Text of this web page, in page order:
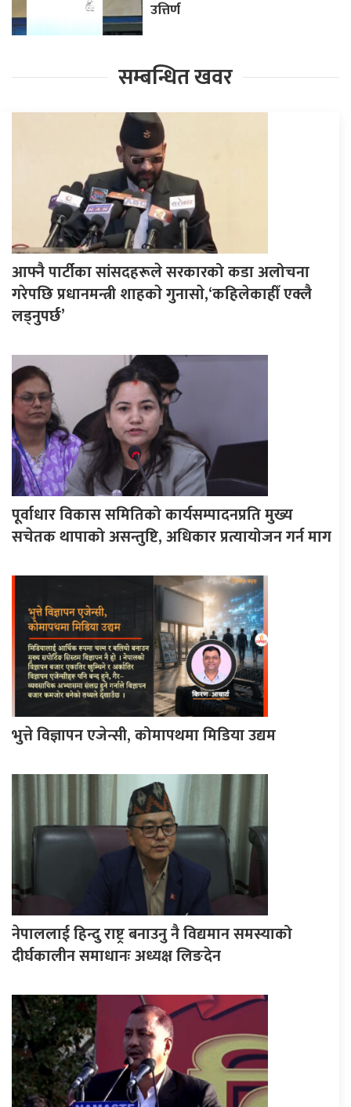
उत्तिर्ण
सम्बन्धित खवर
आफ्नै पार्टीका सांसदहरूले सरकारको कडा अलोचना
गरेपछि प्रधानमन्त्री शाहकाे गुनासाे,‘कहिलेकाहीँ एक्लै
लड्नुपर्छ’
पूर्वाधार विकास समितिको कार्यसम्पादनप्रति मुख्य
सचेतक थापाको असन्तुष्टि, अधिकार प्रत्यायोजन गर्न माग
भुत्ते विज्ञापन एजेन्सी, कोमापथमा मिडिया उद्यम
नेपाललाई हिन्दु राष्ट्र बनाउनु नै विद्यमान समस्याको
दीर्घकालीन समाधानः अध्यक्ष लिङदेन